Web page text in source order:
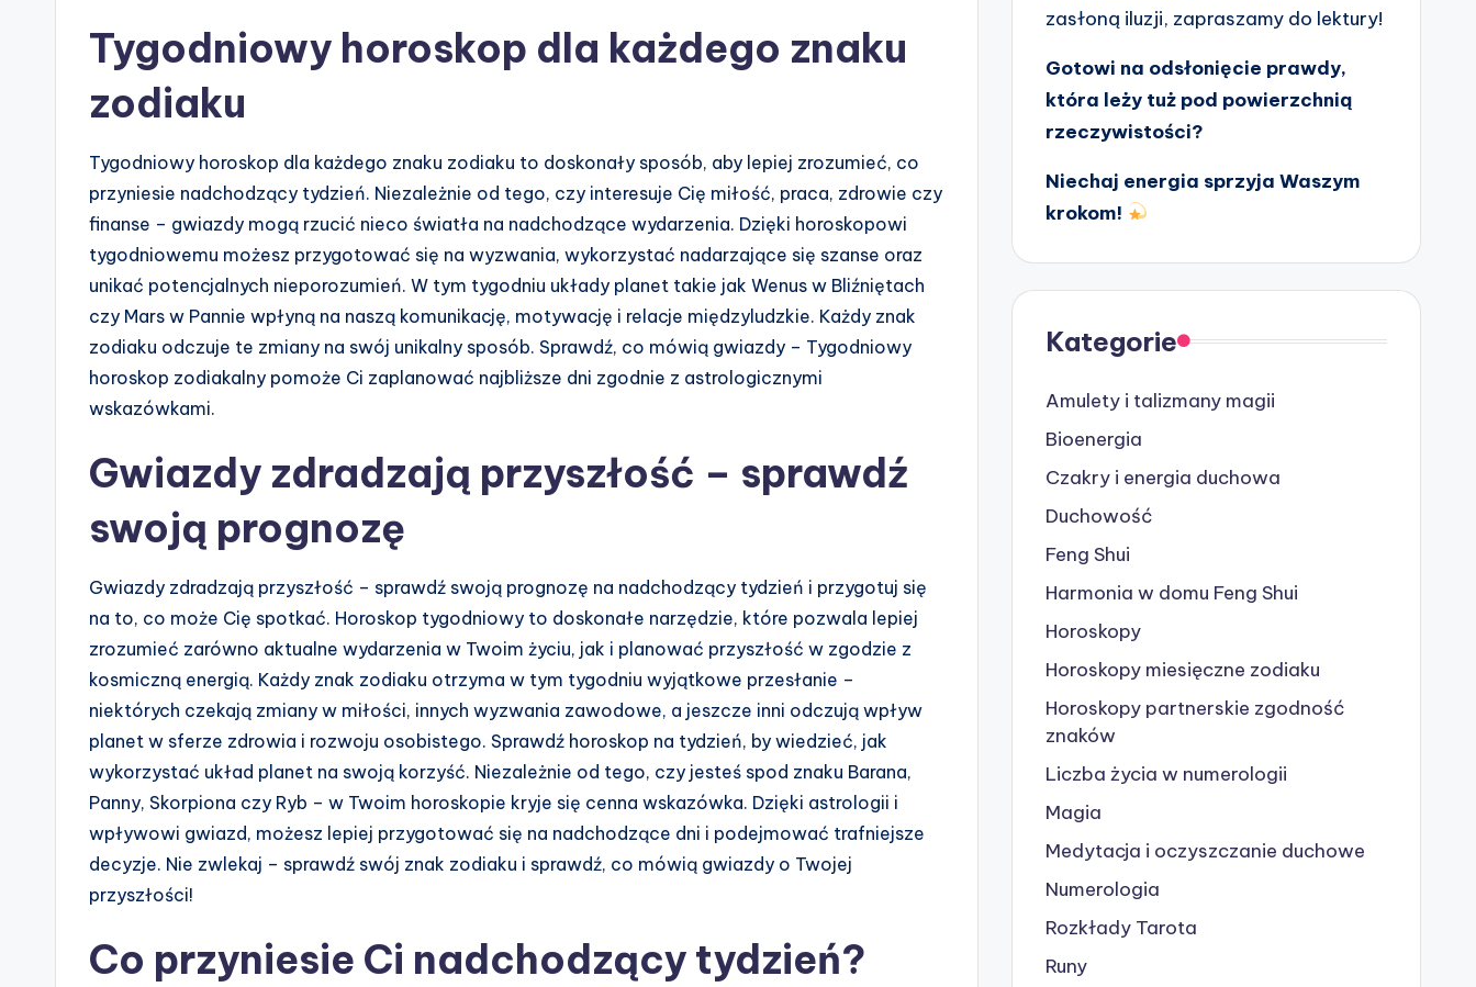
Tygodniowy horoskop dla każdego znaku
zodiaku
Tygodniowy horoskop dla każdego znaku zodiaku to doskonały sposób, aby lepiej zrozumieć, co
przyniesie nadchodzący tydzień. Niezależnie od tego, czy interesuje Cię miłość, praca, zdrowie czy
finanse – gwiazdy mogą rzucić nieco światła na nadchodzące wydarzenia. Dzięki horoskopowi
tygodniowemu możesz przygotować się na wyzwania, wykorzystać nadarzające się szanse oraz
unikać potencjalnych nieporozumień. W tym tygodniu układy planet takie jak Wenus w Bliźniętach
czy Mars w Pannie wpłyną na naszą komunikację, motywację i relacje międzyludzkie. Każdy znak
zodiaku odczuje te zmiany na swój unikalny sposób. Sprawdź, co mówią gwiazdy – Tygodniowy
horoskop zodiakalny pomoże Ci zaplanować najbliższe dni zgodnie z astrologicznymi
wskazówkami.
Gwiazdy zdradzają przyszłość – sprawdź
swoją prognozę
Gwiazdy zdradzają przyszłość – sprawdź swoją prognozę na nadchodzący tydzień i przygotuj się
na to, co może Cię spotkać. Horoskop tygodniowy to doskonałe narzędzie, które pozwala lepiej
zrozumieć zarówno aktualne wydarzenia w Twoim życiu, jak i planować przyszłość w zgodzie z
kosmiczną energią. Każdy znak zodiaku otrzyma w tym tygodniu wyjątkowe przesłanie –
niektórych czekają zmiany w miłości, innych wyzwania zawodowe, a jeszcze inni odczują wpływ
planet w sferze zdrowia i rozwoju osobistego. Sprawdź horoskop na tydzień, by wiedzieć, jak
wykorzystać układ planet na swoją korzyść. Niezależnie od tego, czy jesteś spod znaku Barana,
Panny, Skorpiona czy Ryb – w Twoim horoskopie kryje się cenna wskazówka. Dzięki astrologii i
wpływowi gwiazd, możesz lepiej przygotować się na nadchodzące dni i podejmować trafniejsze
decyzje. Nie zwlekaj – sprawdź swój znak zodiaku i sprawdź, co mówią gwiazdy o Twojej
przyszłości!
Co przyniesie Ci nadchodzący tydzień?
zasłoną iluzji, zapraszamy do lektury!
Gotowi na odsłonięcie prawdy,
która leży tuż pod powierzchnią
rzeczywistości?
Niechaj energia sprzyja Waszym
krokom!
Kategorie
Amulety i talizmany magii
Bioenergia
Czakry i energia duchowa
Duchowość
Feng Shui
Harmonia w domu Feng Shui
Horoskopy
Horoskopy miesięczne zodiaku
Horoskopy partnerskie zgodność
znaków
Liczba życia w numerologii
Magia
Medytacja i oczyszczanie duchowe
Numerologia
Rozkłady Tarota
Runy